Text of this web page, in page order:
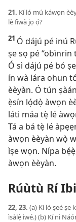
21. Kí ló mú káwọn
lè fìwà jọ ọ́?
21 Ó dájú pé inú
ṣe sọ pé
Ó sì dájú pé bó
ín wà lára ohun
èèyàn. Ó tún
ẹ̀sín lọ́dọ̀ àwọn
láti máa tẹ̀ lé
Tá a bá tẹ̀ lé
àwọn èèyàn wọ̀
ìṣe wọn. Nípa
àwọn èèyàn.
Rúùtù Rí
22, 23. (a) Kí ló ṣeé ṣe
ìsàlẹ̀ ìwé.) (b) Kí ni